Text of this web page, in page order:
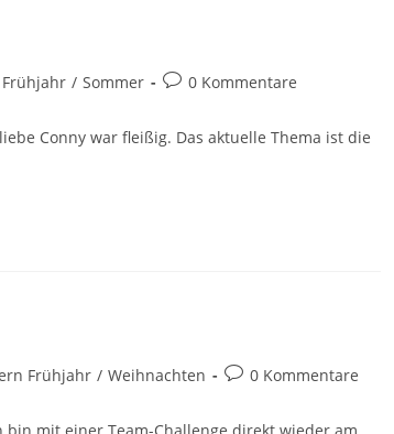
/ Sommer 0 Kommentare
Conny war fleißig. Das aktuelle Thema ist die
Frühjahr / Weihnachten 0 Kommentare